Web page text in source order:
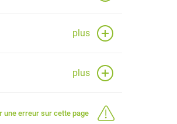
plus
plus
une erreur sur cette page